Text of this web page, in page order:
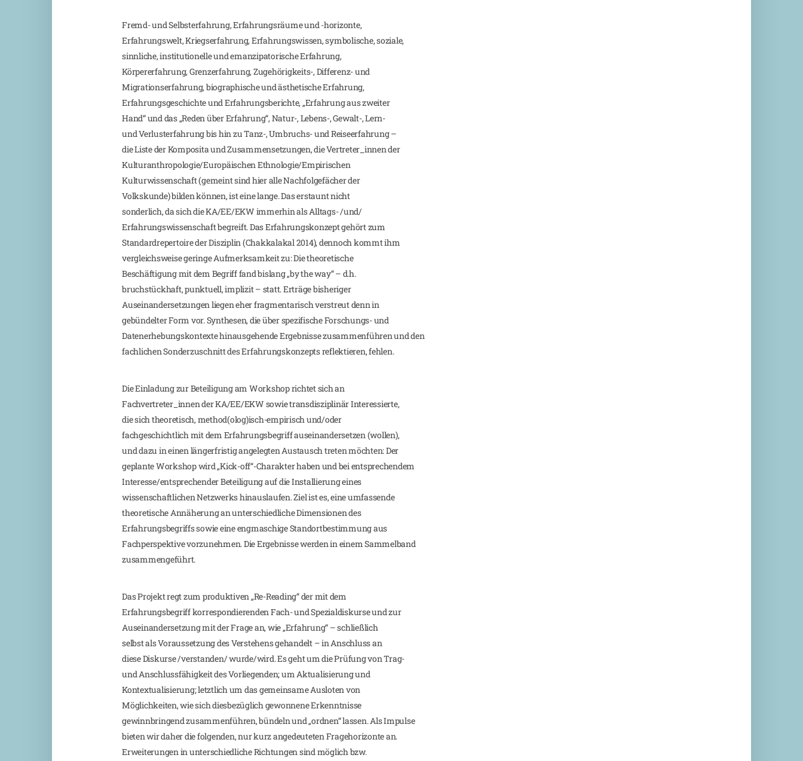
Fremd- und Selbsterfahrung, Erfahrungsräume und -horizonte,
Erfahrungswelt, Kriegserfahrung, Erfahrungswissen, symbolische, soziale,
sinnliche, institutionelle und emanzipatorische Erfahrung,
Körpererfahrung, Grenzerfahrung, Zugehörigkeits-, Differenz- und
Migrationserfahrung, biographische und ästhetische Erfahrung,
Erfahrungsgeschichte und Erfahrungsberichte, „Erfahrung aus zweiter
Hand“ und das „Reden über Erfahrung“, Natur-, Lebens-, Gewalt-, Lern-
und Verlusterfahrung bis hin zu Tanz-, Umbruchs- und Reiseerfahrung –
die Liste der Komposita und Zusammensetzungen, die Vertreter_innen der
Kulturanthropologie/Europäischen Ethnologie/Empirischen
Kulturwissenschaft (gemeint sind hier alle Nachfolgefächer der
Volkskunde) bilden können, ist eine lange. Das erstaunt nicht
sonderlich, da sich die KA/EE/EKW immerhin als Alltags- /und/
Erfahrungswissenschaft begreift. Das Erfahrungskonzept gehört zum
Standardrepertoire der Disziplin (Chakkalakal 2014), dennoch kommt ihm
vergleichsweise geringe Aufmerksamkeit zu: Die theoretische
Beschäftigung mit dem Begriff fand bislang „by the way“ – d.h.
bruchstückhaft, punktuell, implizit – statt. Erträge bisheriger
Auseinandersetzungen liegen eher fragmentarisch verstreut denn in
gebündelter Form vor. Synthesen, die über spezifische Forschungs- und
Datenerhebungskontexte hinausgehende Ergebnisse zusammenführen und den
fachlichen Sonderzuschnitt des Erfahrungskonzepts reflektieren, fehlen.
Die Einladung zur Beteiligung am Workshop richtet sich an
Fachvertreter_innen der KA/EE/EKW sowie transdisziplinär Interessierte,
die sich theoretisch, method(olog)isch-empirisch und/oder
fachgeschichtlich mit dem Erfahrungsbegriff auseinandersetzen (wollen),
und dazu in einen längerfristig angelegten Austausch treten möchten: Der
geplante Workshop wird „Kick-off“-Charakter haben und bei entsprechendem
Interesse/entsprechender Beteiligung auf die Installierung eines
wissenschaftlichen Netzwerks hinauslaufen. Ziel ist es, eine umfassende
theoretische Annäherung an unterschiedliche Dimensionen des
Erfahrungsbegriffs sowie eine engmaschige Standortbestimmung aus
Fachperspektive vorzunehmen. Die Ergebnisse werden in einem Sammelband
zusammengeführt.
Das Projekt regt zum produktiven „Re-Reading“ der mit dem
Erfahrungsbegriff korrespondierenden Fach- und Spezialdiskurse und zur
Auseinandersetzung mit der Frage an, wie „Erfahrung“ – schließlich
selbst als Voraussetzung des Verstehens gehandelt – in Anschluss an
diese Diskurse /verstanden/ wurde/wird. Es geht um die Prüfung von Trag-
und Anschlussfähigkeit des Vorliegenden; um Aktualisierung und
Kontextualisierung; letztlich um das gemeinsame Ausloten von
Möglichkeiten, wie sich diesbezüglich gewonnene Erkenntnisse
gewinnbringend zusammenführen, bündeln und „ordnen“ lassen. Als Impulse
bieten wir daher die folgenden, nur kurz angedeuteten Fragehorizonte an.
Erweiterungen in unterschiedliche Richtungen sind möglich bzw.